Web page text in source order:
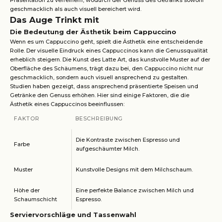
geschmacklich als auch visuell bereichert wird.
Das Auge Trinkt mit
Die Bedeutung der Ästhetik beim Cappuccino
Wenn es um Cappuccino geht, spielt die Ästhetik eine entscheidende
Rolle. Der visuelle Eindruck eines Cappuccinos kann die Genussqualität
erheblich steigern. Die Kunst des Latte Art, das kunstvolle Muster auf der
Oberfläche des Schäumens, trägt dazu bei, den Cappuccino nicht nur
geschmacklich, sondern auch visuell ansprechend zu gestalten.
Studien haben gezeigt, dass ansprechend präsentierte Speisen und
Getränke den Genuss erhöhen. Hier sind einige Faktoren, die die
Ästhetik eines Cappuccinos beeinflussen:
FAKTOR BESCHREIBUNG
Farbe
Die Kontraste zwischen Espresso und
aufgeschäumter Milch.
Muster Kunstvolle Designs mit dem Milchschaum.
Höhe der
Schaumschicht
Eine perfekte Balance zwischen Milch und
Espresso.
Serviervorschläge und Tassenwahl